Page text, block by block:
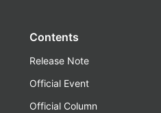
Contents
Release Note
Official Event
Official Column